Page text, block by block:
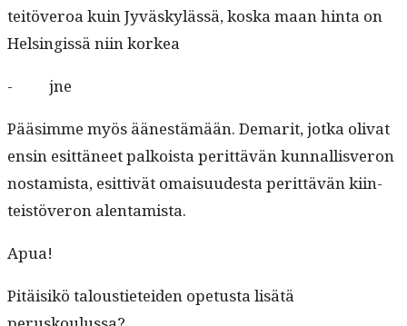
teitöveroa kuin Jyväskylässä, kos­ka maan hin­ta on
Helsingis­sä niin korkea
- jne
Pääsimme myös äänestämään. Demar­it, jot­ka oli­vat
ensin esit­täneet palkoista perit­tävän kun­nal­lisveron
nos­tamista, esit­tivät omaisu­ud­es­ta perit­tävän kiin­
teistöveron alentamista.
Apua!
Pitäisikö talousti­etei­den ope­tus­ta lisätä